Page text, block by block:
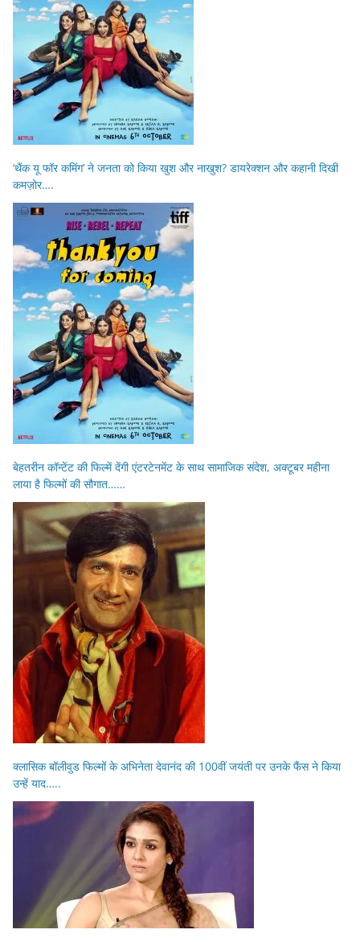
‘थैंक यू फॉर कमिंग’ ने जनता को किया खुश और नाखुश? डायरेक्शन और कहानी दिखी
कमज़ोर….
बेहतरीन कॉन्टेंट की फिल्में देंगी एंटरटेनमेंट के साथ सामाजिक संदेश, अक्टूबर महीना
लाया है फिल्मों की सौगात……
क्लासिक बॉलीवुड फिल्मों के अभिनेता देवानंद की 100वीं जयंती पर उनके फैंस ने किया
उन्हें याद…..